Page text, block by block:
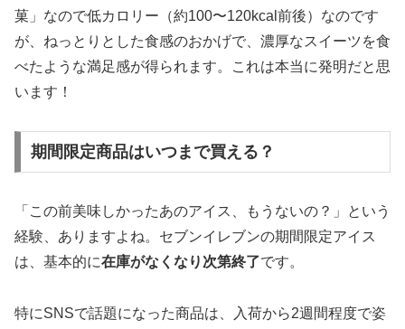
菓」なので低カロリー（約100〜120kcal前後）なのです
が、ねっとりとした食感のおかげで、濃厚なスイーツを食
べたような満足感が得られます。これは本当に発明だと思
います！
期間限定商品はいつまで買える？
「この前美味しかったあのアイス、もうないの？」という
経験、ありますよね。セブンイレブンの期間限定アイス
は、基本的に在庫がなくなり次第終了です。
特にSNSで話題になった商品は、入荷から2週間程度で姿